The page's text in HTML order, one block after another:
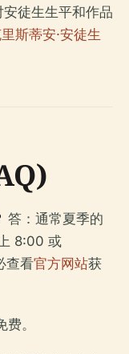
徒生生平和作品
斯蒂安·安徒生
答：通常夏季的
8:00 或
查看官方网站获
。